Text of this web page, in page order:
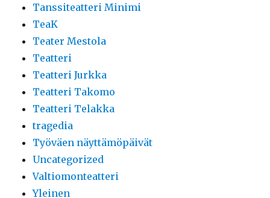
Tanssiteatteri Minimi
TeaK
Teater Mestola
Teatteri
Teatteri Jurkka
Teatteri Takomo
Teatteri Telakka
tragedia
Työväen näyttämöpäivät
Uncategorized
Valtiomonteatteri
Yleinen